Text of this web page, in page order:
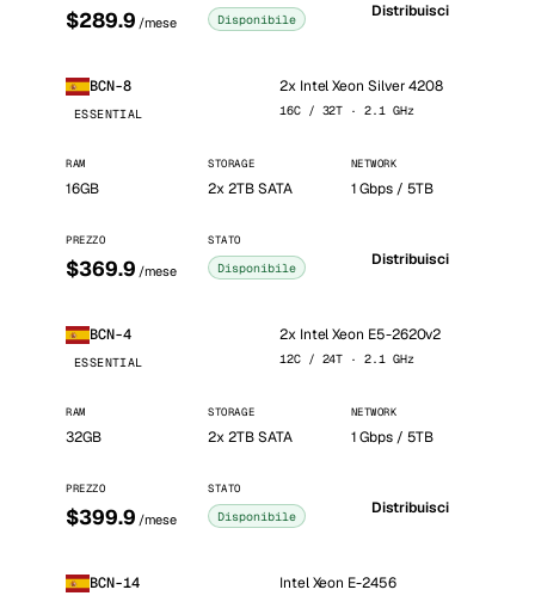
$289.9 /mese Disponibile Distribuisci
BCN-8
ESSENTIAL
2x Intel Xeon Silver 4208
16C / 32T · 2.1 GHz
RAM
16GB
STORAGE
2x 2TB SATA
NETWORK
1 Gbps / 5TB
PREZZO
$369.9 /mese
STATO
Disponibile Distribuisci
BCN-4
ESSENTIAL
2x Intel Xeon E5-2620v2
12C / 24T · 2.1 GHz
RAM
32GB
STORAGE
2x 2TB SATA
NETWORK
1 Gbps / 5TB
PREZZO
$399.9 /mese
STATO
Disponibile Distribuisci
BCN-14 Intel Xeon E-2456